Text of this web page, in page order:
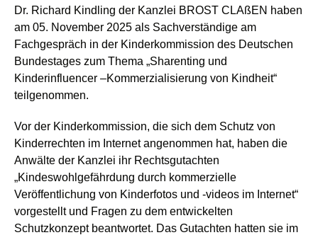
Dr. Richard Kindling der Kanzlei BROST CLAßEN haben
am 05. November 2025 als Sachverständige am
Fachgespräch in der Kinderkommission des Deutschen
Bundestages zum Thema „Sharenting und
Kinderinfluencer ‒Kommerzialisierung von Kindheit“
teilgenommen.
Vor der Kinderkommission, die sich dem Schutz von
Kinderrechten im Internet angenommen hat, haben die
Anwälte der Kanzlei ihr Rechtsgutachten
„Kindeswohlgefährdung durch kommerzielle
Veröffentlichung von Kinderfotos und -videos im Internet“
vorgestellt und Fragen zu dem entwickelten
Schutzkonzept beantwortet. Das Gutachten hatten sie im